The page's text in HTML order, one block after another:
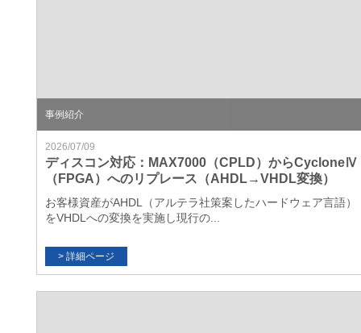
事例紹介
2026/07/09
ディスコン対応：MAX7000（CPLD）からCycloneⅣ
（FPGA）へのリプレース（AHDL→VHDL変換）
お客様資産がAHDL（アルテラ社策案したハードウェア言語）
をVHDLへの変換を実施し現行の...